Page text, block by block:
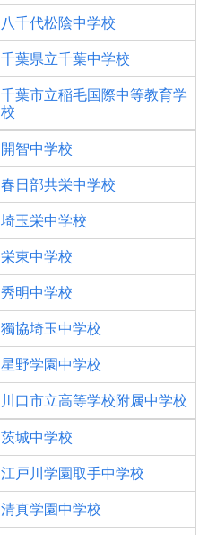
八千代松陰中学校
千葉県立千葉中学校
千葉市立稲毛国際中等教育学
校
開智中学校
春日部共栄中学校
埼玉栄中学校
栄東中学校
秀明中学校
獨協埼玉中学校
星野学園中学校
川口市立高等学校附属中学校
茨城中学校
江戸川学園取手中学校
清真学園中学校